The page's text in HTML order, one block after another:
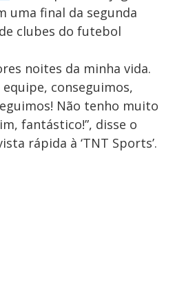
uma final da segunda
clubes do futebol
noites da minha vida.
conseguimos,
Não tenho muito
fantástico!”, disse o
rápida à ‘TNT Sports’.